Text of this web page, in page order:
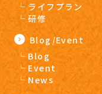
ライフプラン
研修
Blog/Event
Blog
Event
News